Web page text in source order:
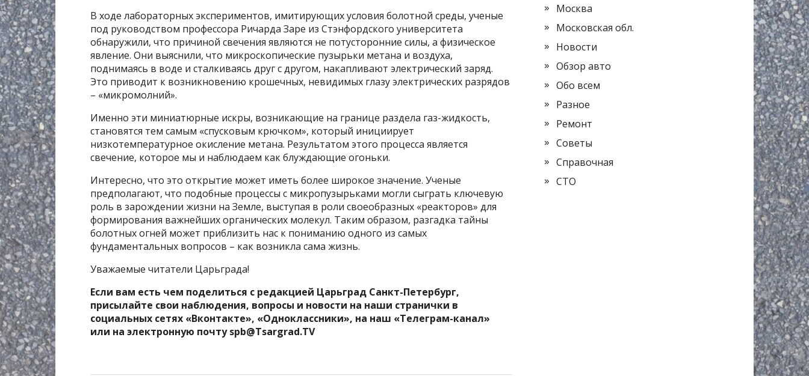
В ходе лабораторных экспериментов, имитирующих условия болотной среды, ученые
под руководством профессора Ричарда Заре из Стэнфордского университета
обнаружили, что причиной свечения являются не потусторонние силы, а физическое
явление. Они выяснили, что микроскопические пузырьки метана и воздуха,
поднимаясь в воде и сталкиваясь друг с другом, накапливают электрический заряд.
Это приводит к возникновению крошечных, невидимых глазу электрических разрядов
– «микромолний».
Именно эти миниатюрные искры, возникающие на границе раздела газ-жидкость,
становятся тем самым «спусковым крючком», который инициирует
низкотемпературное окисление метана. Результатом этого процесса является
свечение, которое мы и наблюдаем как блуждающие огоньки.
Интересно, что это открытие может иметь более широкое значение. Ученые
предполагают, что подобные процессы с микропузырьками могли сыграть ключевую
роль в зарождении жизни на Земле, выступая в роли своеобразных «реакторов» для
формирования важнейших органических молекул. Таким образом, разгадка тайны
болотных огней может приблизить нас к пониманию одного из самых
фундаментальных вопросов – как возникла сама жизнь.
Уважаемые читатели Царьграда!
Если вам есть чем поделиться с редакцией Царьград Санкт-Петербург,
присылайте свои наблюдения, вопросы и новости на наши странички в
социальных сетях «Вконтакте», «Одноклассники», на наш «Телеграм-канал»
или на электронную почту spb@Tsargrad.TV
Москва
Московская обл.
Новости
Обзор авто
Обо всем
Разное
Ремонт
Советы
Справочная
СТО